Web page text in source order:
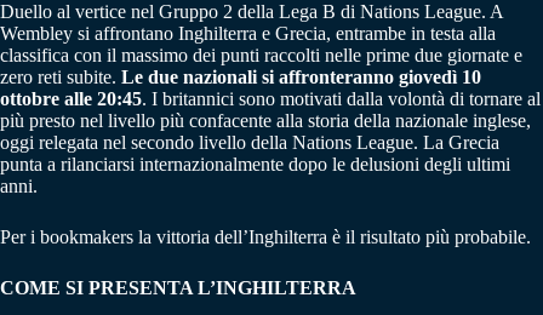
Duello al vertice nel Gruppo 2 della Lega B di Nations League. A
Wembley si affrontano Inghilterra e Grecia, entrambe in testa alla
classifica con il massimo dei punti raccolti nelle prime due giornate e
zero reti subite. Le due nazionali si affronteranno giovedì 10
ottobre alle 20:45. I britannici sono motivati dalla volontà di tornare al
più presto nel livello più confacente alla storia della nazionale inglese,
oggi relegata nel secondo livello della Nations League. La Grecia
punta a rilanciarsi internazionalmente dopo le delusioni degli ultimi
anni.
Per i bookmakers la vittoria dell’Inghilterra è il risultato più probabile.
COME SI PRESENTA L’INGHILTERRA